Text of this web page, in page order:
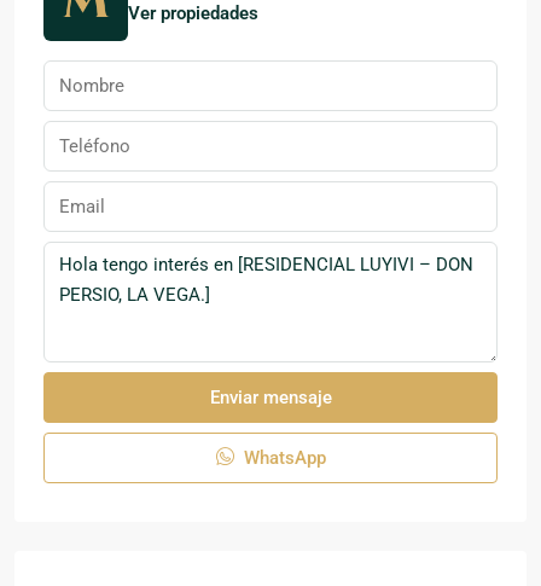
Ver propiedades
Enviar mensaje
WhatsApp